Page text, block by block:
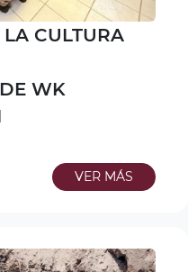
CULTURA
WK
VER MÁS